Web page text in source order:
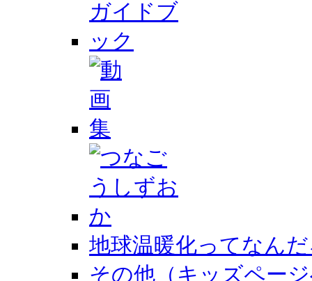
地球温暖化ってなん
その他（キッズペー